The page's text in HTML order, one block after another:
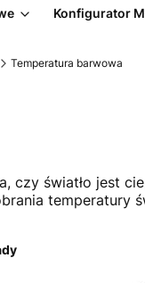
Konfigurator
Temperatura barwowa
czy światło jest
temperatury